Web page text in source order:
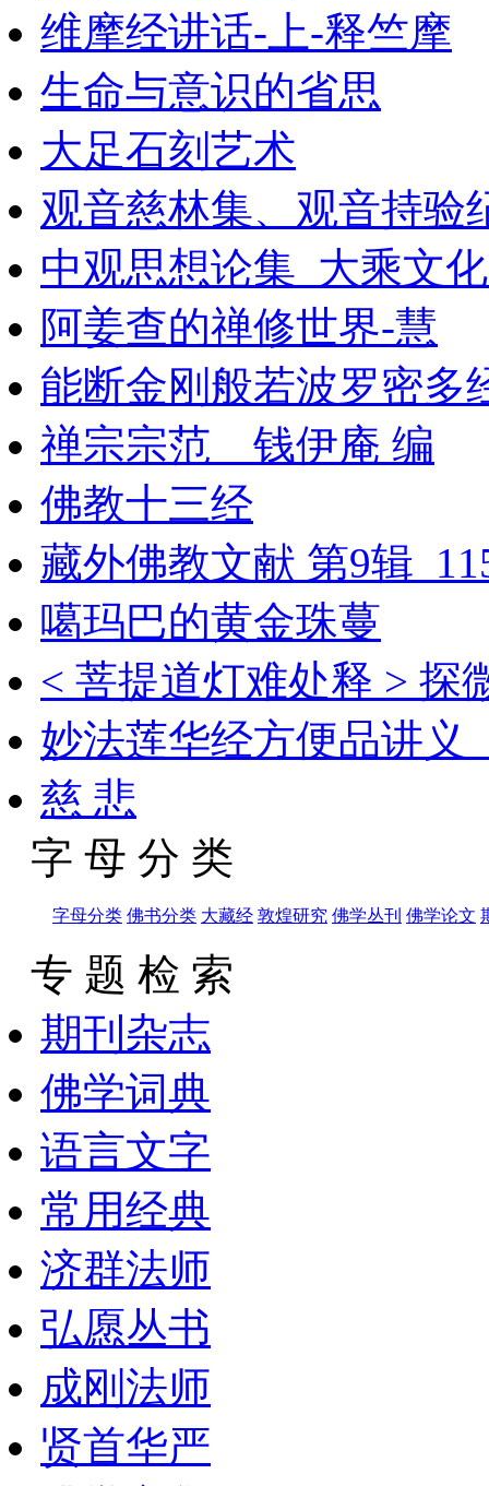
维摩经讲话-上-释竺摩
生命与意识的省思
大足石刻艺术
观音慈林集、观音持验
中观思想论集_大乘文
阿姜查的禅修世界-慧
能断金刚般若波罗密多
禅宗宗范 钱伊庵 编
佛教十三经
藏外佛教文献 第9辑
噶玛巴的黄金珠蔓
< 菩提道灯难处释 > 探
妙法莲华经方便品讲义
慈 悲
字 母 分 类
字母分类 佛书分类 大藏经 敦煌研究 佛学丛刊 佛学论文
专 题 检 索
期刊杂志
佛学词典
语言文字
常用经典
济群法师
弘愿丛书
成刚法师
贤首华严